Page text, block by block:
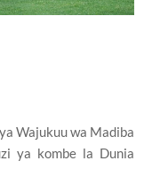
Wajukuu wa Madiba
ya kombe la Dunia